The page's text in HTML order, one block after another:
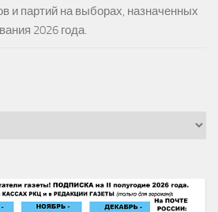
и партий на выборах, назначенных
2026 года.